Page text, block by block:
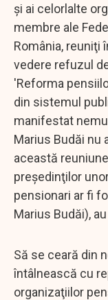
şi ai celorlalte
membre ale
România, reuniţi
vedere refuzul
'Reforma
din sistemul
manifestat
Marius Budăi nu
această
preşedinţilor
pensionari ar fi
Marius Budăi),
Să se ceară din
întâlnească cu
organizaţiilor